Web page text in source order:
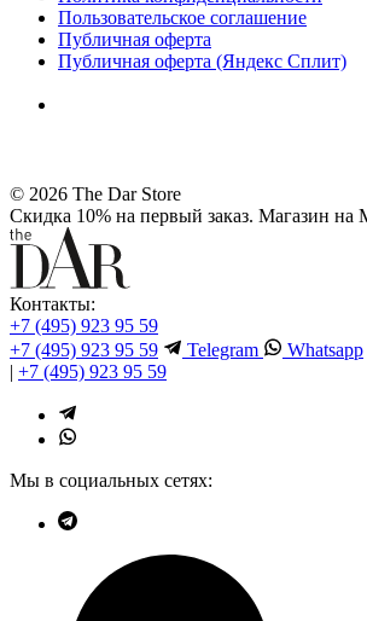
Пользовательское соглашение
Публичная оферта
Публичная оферта (Яндекс Сплит)
© 2026 The Dar Store
Скидка 10% на первый заказ. Магазин
Контакты:
+7 (495) 923 95 59
+7 (495) 923 95 59
Telegram
Whatsapp
| +7 (495) 923 95 59
Мы в социальных сетях: